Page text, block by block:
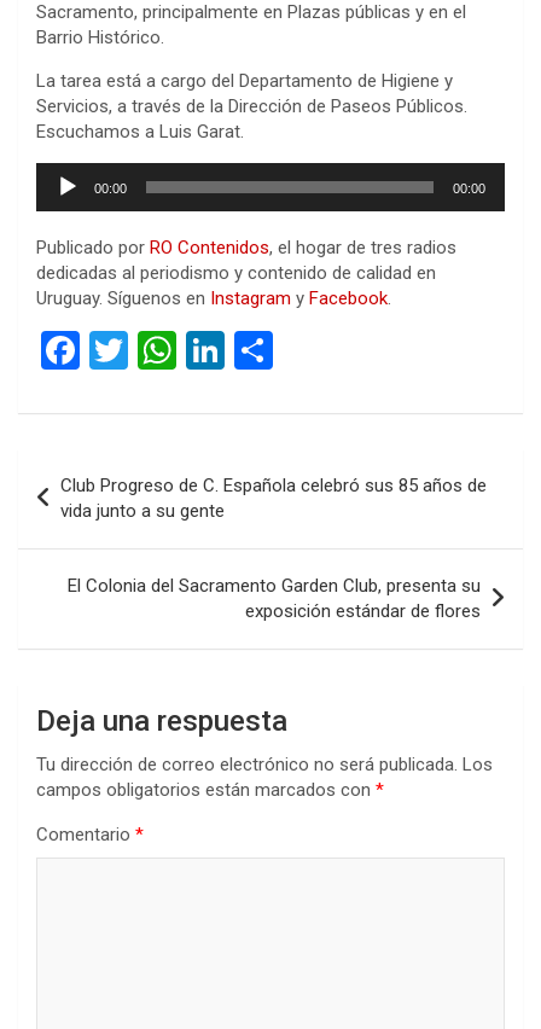
Sacramento, principalmente en Plazas públicas y en el
Barrio Histórico.
La tarea está a cargo del Departamento de Higiene y
Servicios, a través de la Dirección de Paseos Públicos.
Escuchamos a Luis Garat.
Reproductor
00:00 00:00
Publicado por RO Contenidos, el hogar de tres radios
dedicadas al periodismo y contenido de calidad en
Uruguay. Síguenos en Instagram y Facebook
F
ce
o
o
k
T
tt
W
at
A
p
p
Li
ke
n
m
ar
tir
de
entradas
Club Progreso de C. Española celebró sus 85 años de
vida junto a su gente
El Colonia del Sacramento Garden Club, presenta su
exposición estándar de flores
Deja una respuesta
Tu dirección de correo electrónico no será publicada. Los
campos obligatorios están marcados con *
Comentario *